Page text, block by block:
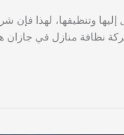
وتنظيفها، لهذا فإن
نظافة منازل في